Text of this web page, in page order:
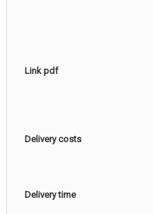
Link pdf
Delivery costs
Delivery time